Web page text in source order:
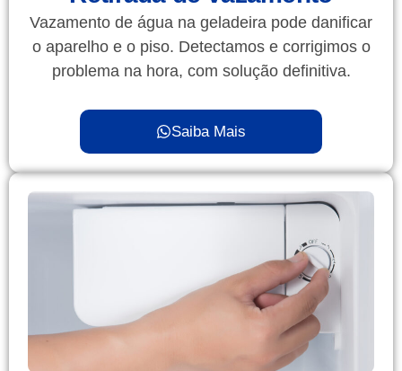
Vazamento de água na geladeira pode danificar
o aparelho e o piso. Detectamos e corrigimos o
problema na hora, com solução definitiva.
Saiba Mais